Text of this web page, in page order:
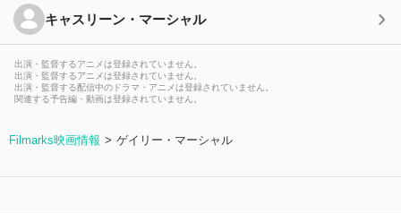
キャスリーン・マーシャル
出演・監督するアニメは登録されていません。
出演・監督するアニメは登録されていません。
出演・監督する配信中のドラマ・アニメは登録されていません。
関連する予告編・動画は登録されていません。
Filmarks映画情報 ゲイリー・マーシャル